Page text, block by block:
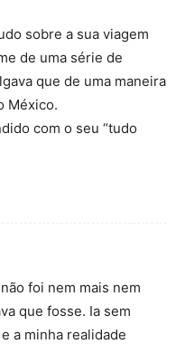
sobre a sua viagem
de uma série de
que de uma maneira
México.
com o seu “tudo
foi nem mais nem
que fosse. Ia sem
a minha realidade